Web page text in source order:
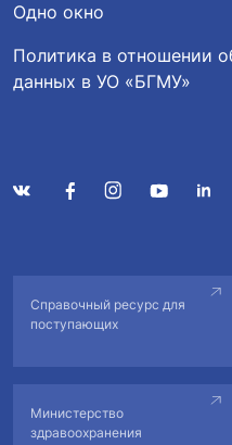
Одно окно
Политика в отношении
данных в УО «БГМУ»
Справочный ресурс для
поступающих
Министерство
здравоохранения